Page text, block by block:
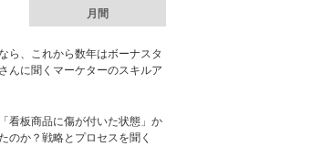
月間
ら、これから数年はボーナスタ
んに聞くマーケターのスキルア
看板商品に傷が付いた状態」か
のか？戦略とプロセスを聞く